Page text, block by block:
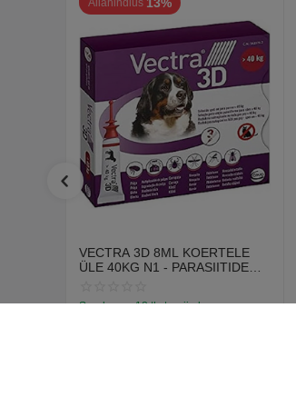
Allahindlus
VECTRA 3D 8ML KOERTELE
ÜLE 40KG N1 - PARASIITIDE
Saadavus: 18 tk. tarnija laos